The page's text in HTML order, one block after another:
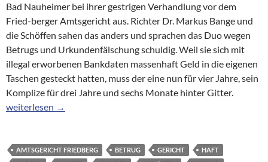
Bad Nauheimer bei ihrer gestrigen Verhandlung vor dem
Fried-berger Amtsgericht aus. Richter Dr. Markus Bange und
die Schöffen sahen das anders und sprachen das Duo wegen
Betrugs und Urkundenfälschung schuldig. Weil sie sich mit
illegal erworbenen Bankdaten massenhaft Geld in die eigenen
Taschen gesteckt hatten, muss der eine nun für vier Jahre, sein
Komplize für drei Jahre und sechs Monate hinter Gitter.
Betrug mit Bankkonten: Hafstrafen für zwei Bad Nauheimer
weiterlesen →
AMTSGERICHT FRIEDBERG BETRUG GERICHT
HAFT